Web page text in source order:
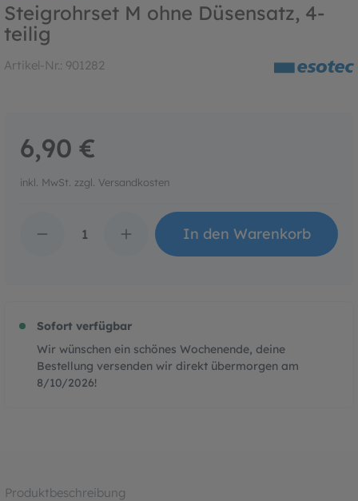
Steigrohrset M ohne Düsensatz, 4-
teilig
Artikel-Nr.: 901282
6,90 €
inkl. MwSt. zzgl. Versandkosten
Produkt Anzahl: Gib
In den Warenkorb
Sofort verfügbar
Wir wünschen ein schönes Wochenende, deine
Bestellung versenden wir direkt übermorgen am
8/10/2026!
Produktbeschreibung